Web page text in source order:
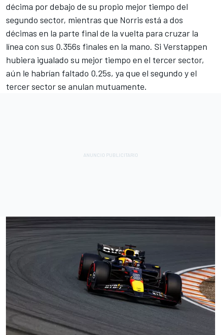
décima por debajo de su propio mejor tiempo del
segundo sector, mientras que Norris está a dos
décimas en la parte final de la vuelta para cruzar la
línea con sus 0.356s finales en la mano. Si Verstappen
hubiera igualado su mejor tiempo en el tercer sector,
aún le habrían faltado 0.25s, ya que el segundo y el
tercer sector se anulan mutuamente.